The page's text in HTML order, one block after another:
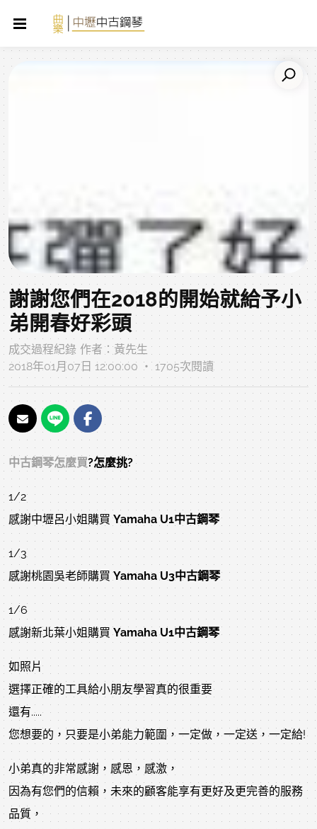
謝謝您們在2018的開始就給予小
弟開春好彩頭
成交過程紀錄 作者：黃先生
2018年01月07日 12:00:00 ‧ 1705次閱讀
中古鋼琴怎麼買?怎麼挑?
1/2
感謝中壢呂小姐購買Yamaha U1中古鋼琴
1/3
感謝桃園吳老師購買 Yamaha U3中古鋼琴
1/6
感謝新北葉小姐購買Yamaha U1中古鋼琴
如照片
選擇正確的工具給小朋友學習真的很重要
還有.....
您想要的，只要是小弟能力範圍，一定做，一定送，一定給!
小弟真的非常感謝，感恩，感激，
因為有您們的信賴，未來的顧客能享有更好及更完善的服務
品質，